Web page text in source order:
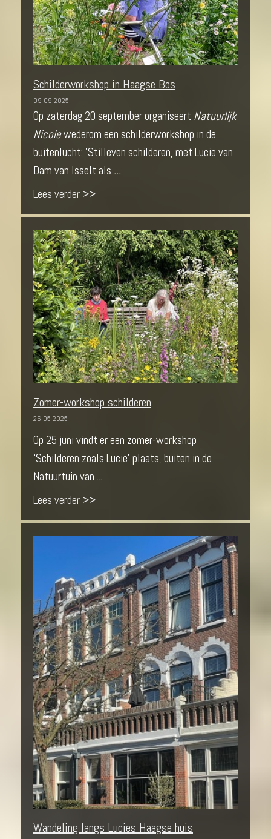
Schilderworkshop in Haagse Bos
09-09-2025
Op zaterdag 20 september organiseert Natuurlijk
Nicolewederom een schilderworkshop in de
buitenlucht: 'Stilleven schilderen, met Lucie van
Dam van Isselt als ...
Lees verder >>
Zomer-workshop schilderen
26-05-2025
Op 25 juni vindt er een zomer-workshop
‘Schilderen zoals Lucie’ plaats, buiten in de
Natuurtuin van ...
Lees verder >>
Wandeling langs Lucies Haagse huis